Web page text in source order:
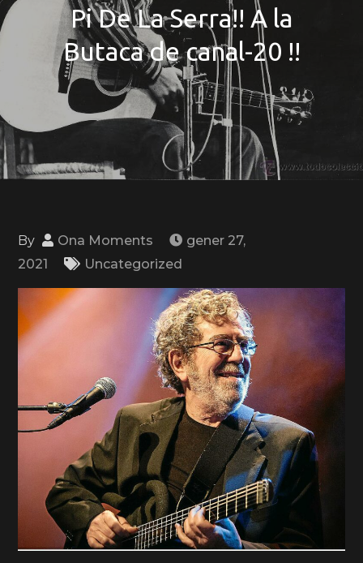
Pi De La Serra!! A la
Butaca de canal-20 !!
By Ona Moments
gener 27,
2021
Uncategorized